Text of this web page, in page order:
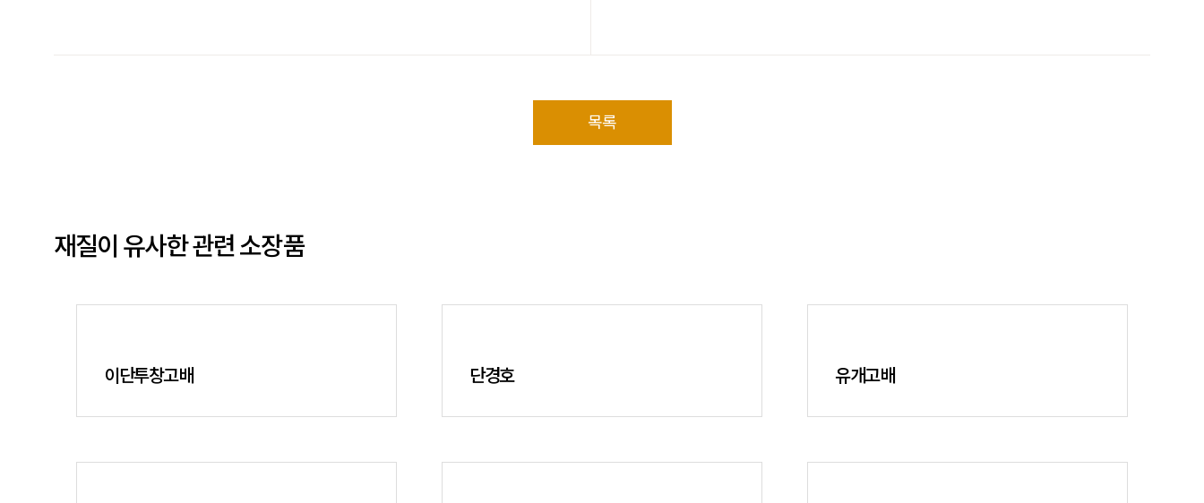
목록
재질이 유사한 관련 소장품
이단투창고배 단경호 유개고배